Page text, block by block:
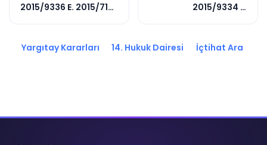
2015/9336 E. 2015/7101
2015/9334 E.
Yargıtay Kararları 14. Hukuk Dairesi İçtihat Ara